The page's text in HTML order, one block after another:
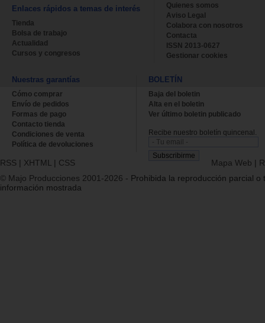
Enlaces rápidos a temas de interés
Tienda
Bolsa de trabajo
Actualidad
Cursos y congresos
Quienes somos
Aviso Legal
Colabora con nosotros
Contacta
ISSN 2013-0627
Gestionar cookies
Nuestras garantías
Cómo comprar
Envío de pedidos
Formas de pago
Contacto tienda
Condiciones de venta
Política de devoluciones
BOLETÍN
Baja del boletin
Alta en el boletin
Ver último boletin publicado
Recibe nuestro boletín quincenal.
RSS | XHTML | CSS Mapa Web |
© Majo Producciones 2001-2026 - Prohibida la reproducción parcial o
información mostrada